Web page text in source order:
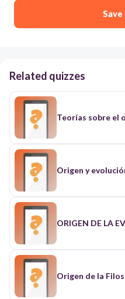
Related quizzes
Teorías sobre el
Origen y
ORIGEN DE LA
Origen de la